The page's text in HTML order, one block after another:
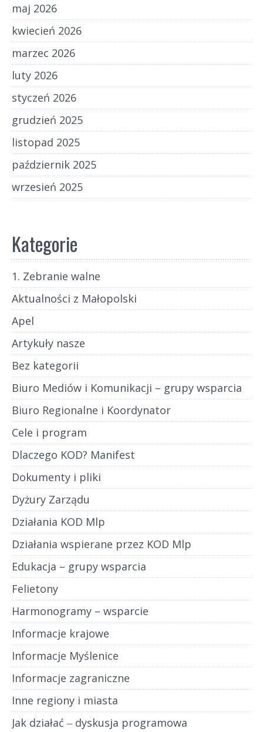
maj 2026
kwiecień 2026
marzec 2026
luty 2026
styczeń 2026
grudzień 2025
listopad 2025
październik 2025
wrzesień 2025
Kategorie
1. Zebranie walne
Aktualności z Małopolski
Apel
Artykuły nasze
Bez kategorii
Biuro Mediów i Komunikacji – grupy wsparcia
Biuro Regionalne i Koordynator
Cele i program
Dlaczego KOD? Manifest
Dokumenty i pliki
Dyżury Zarządu
Działania KOD Mlp
Działania wspierane przez KOD Mlp
Edukacja – grupy wsparcia
Felietony
Harmonogramy – wsparcie
Informacje krajowe
Informacje Myślenice
Informacje zagraniczne
Inne regiony i miasta
Jak działać ‒ dyskusja programowa